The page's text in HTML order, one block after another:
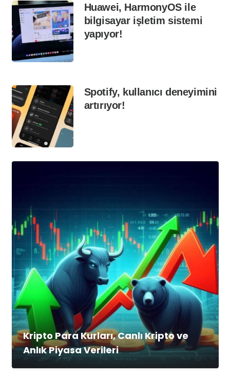
Huawei, HarmonyOS ile
bilgisayar işletim sistemi
yapıyor!
Spotify, kullanıcı deneyimini
artırıyor!
Kripto Para Kurları, Canlı Kripto ve
Anlık Piyasa Verileri